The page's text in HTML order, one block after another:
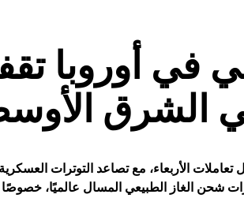
في أوروبا
الشرق
الأربعاء، مع تصاعد التوترات العسكرية
شحن الغاز الطبيعي المسال عالميًا،